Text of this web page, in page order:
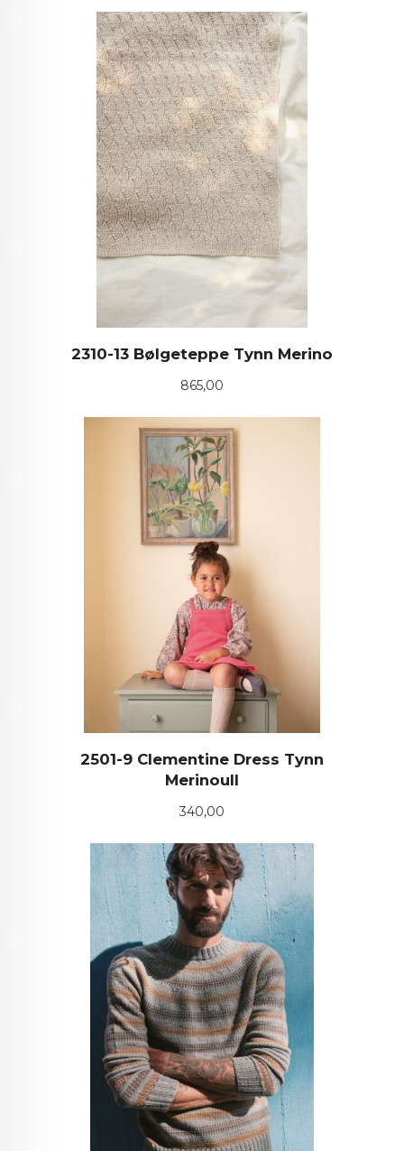
2310-13 Bølgeteppe Tynn Merino
Pris
865,00
2501-9 Clementine Dress Tynn
Merinoull
Pris
340,00